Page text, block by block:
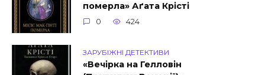
померла» Аґата Крісті
0 424
ЗАРУБІЖНІ ДЕТЕКТИВИ
«Вечірка на Гелловін